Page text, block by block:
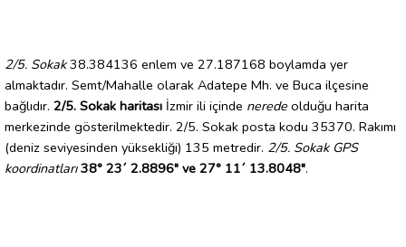
2/5. Sokak38.384136 enlem ve 27.187168 boylamda yer
almaktadır. Semt/Mahalle olarak Adatepe Mh. ve Buca ilçesine
bağlıdır. 2/5. Sokak haritası İzmir ili içinde nerede olduğu harita
merkezinde gösterilmektedir. 2/5. Sokak posta kodu 35370. Rakımı
(deniz seviyesinden yüksekliği) 135 metredir. 2/5. Sokak GPS
koordinatları 38° 23´ 2.8896" ve 27° 11´ 13.8048".